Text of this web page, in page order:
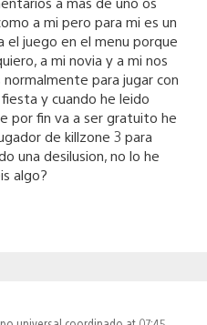
a mi pero para mi es un
el juego en el menu porque
a mi novia y a mi nos
para jugar con
y cuando he leido
por fin va a ser gratuito he
de killzone 3 para
una desilusion, no lo he
algo?